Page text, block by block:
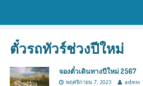
ตั๋วรถทัวร์ช่วงปีใหม่
จองตั๋วเดินทางปีใหม่ 2567
พฤศจิกายน 7, 2023 admin